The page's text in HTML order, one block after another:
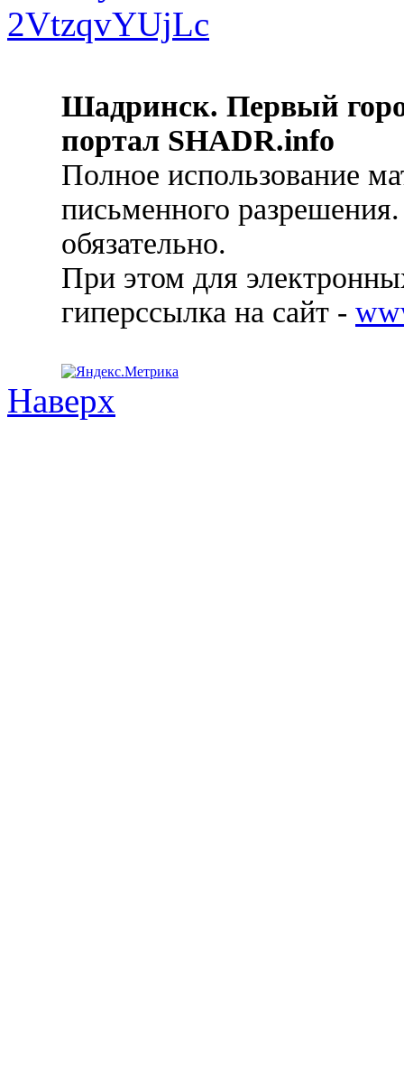
Шадринск. Первый
портал SHADR.info
Полное использование
письменного
обязательно.
При этом для
гиперссылка на сайт -
Наверх